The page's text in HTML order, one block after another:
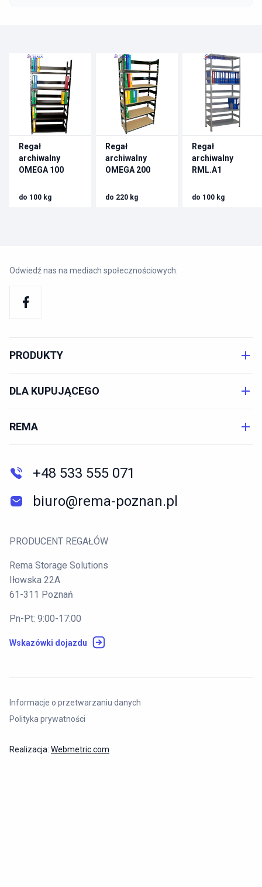
Regał
archiwalny
OMEGA 100
do 100 kg
Regał
archiwalny
OMEGA 200
do 220 kg
Regał
archiwalny
RML.A1
do 100 kg
Odwiedź nas na mediach społecznościowych:
+48 533 555 071
biuro@rema-poznan.pl
PRODUCENT REGAŁÓW
Rema Storage Solutions
Iłowska 22A
61-311 Poznań
Pn-Pt: 9:00-17:00
Wskazówki dojazdu
PRODUKTY
DLA KUPUJĄCEGO
REMA
Informacje o przetwarzaniu danych
Polityka prywatności
Realizacja: Webmetric.com